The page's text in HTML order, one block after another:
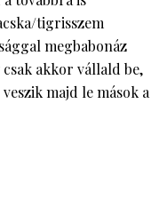
tigrisszem
megbabonáz
akkor vállald be,
majd le mások a